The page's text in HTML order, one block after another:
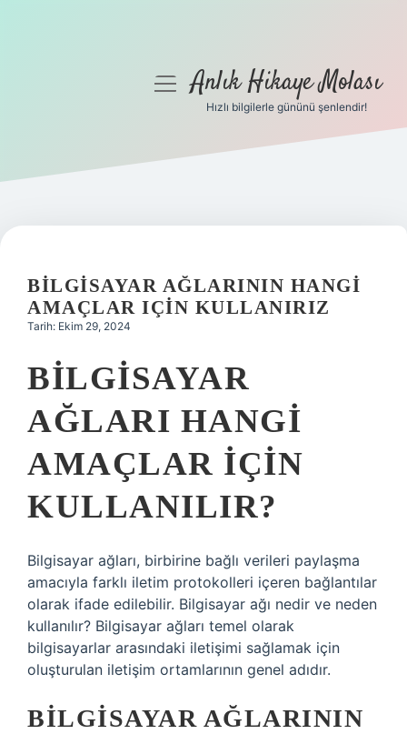
Gizlilik Politikası
Yasal Uyarı
menüyüAnlık Hikaye Molası
Hızlı bilgilerle gününü şenlendir!
BILGISAYAR AĞLARININ HANGI
AMAÇLAR IÇIN KULLANIRIZ
Tarih: Ekim 29, 2024
BILGISAYAR
AĞLARI HANGI
AMAÇLAR IÇIN
KULLANILIR?
Bilgisayar ağları, birbirine bağlı verileri paylaşma
amacıyla farklı iletim protokolleri içeren bağlantılar
olarak ifade edilebilir. Bilgisayar ağı nedir ve neden
kullanılır? Bilgisayar ağları temel olarak
bilgisayarlar arasındaki iletişimi sağlamak için
oluşturulan iletişim ortamlarının genel adıdır.
BILGISAYAR AĞLARININ